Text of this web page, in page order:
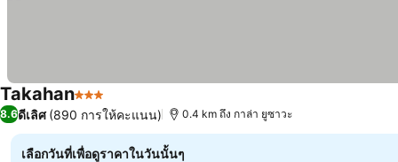
Takahan3 ดาว
8.6ดีเลิศ (890 การให้คะแนน) 0.4 km ถึง กาล่า ยูซาวะ
เลือกวันที่เพื่อดูราคาในวันนั้นๆ